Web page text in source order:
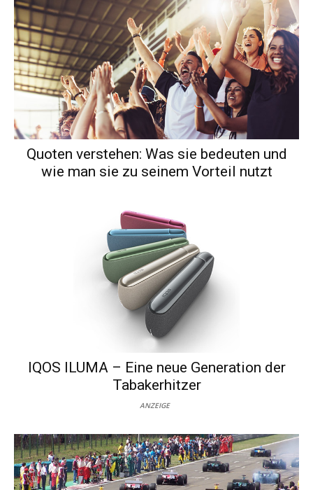
Quoten verstehen: Was sie bedeuten und
wie man sie zu seinem Vorteil nutzt
IQOS ILUMA – Eine neue Generation der
Tabakerhitzer
ANZEIGE